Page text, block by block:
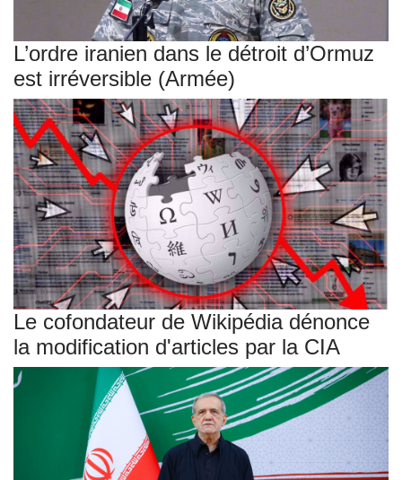
L’ordre iranien dans le détroit d’Ormuz
est irréversible (Armée)
Le cofondateur de Wikipédia dénonce
la modification d'articles par la CIA